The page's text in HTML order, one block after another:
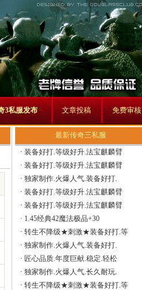
3私服发布 文章投稿 免费审核
最新传奇三私服
· 装备好打.等级好升.法宝麒麟臂
· 装备好打.等级好升.法宝麒麟臂
· 独家制作.火爆人气.装备好打.
· 装备好打.等级好升.法宝麒麟臂
· 装备好打.等级好升.法宝麒麟臂
· 1.45经典42魔法极品+30
· 转生不降级★刺激★装备好打.等
· 独家制作.火爆人气.装备好打.
· 匠心品质.年度巨献.稳定.轻松
· 独家制作.火爆人气.长久耐玩.
· 转生不降级★刺激★装备好打.等